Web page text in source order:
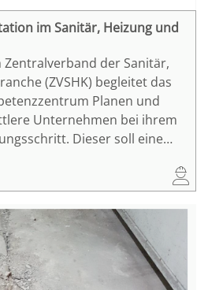
im Sanitär, Heizung und
der Sanitär,
(ZVSHK) begleitet das
Planen und
Unternehmen bei ihrem
Dieser soll eine
und wie wir vorgehen,